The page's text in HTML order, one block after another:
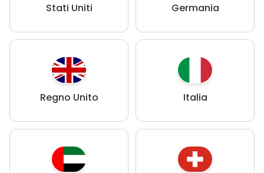
Stati Uniti Germania
Regno Unito Italia